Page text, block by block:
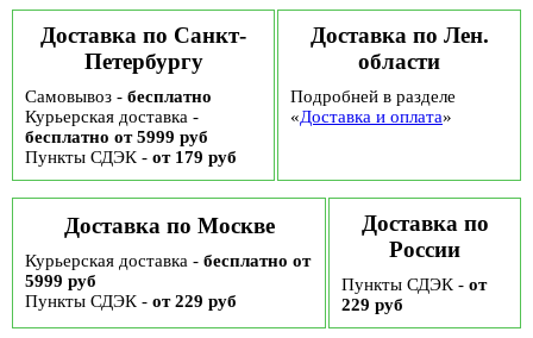
Доставка по Санкт-
Петербургу
Самовывоз - бесплатно
Курьерская доставка -
бесплатно от 5999 руб
Пункты СДЭК - от 179 руб
Доставка по Лен.
области
Подробней в разделе
«Доставка и оплата»
Доставка по Москве
Курьерская доставка - бесплатно от
5999 руб
Пункты СДЭК - от 229 руб
Доставка по
России
Пункты СДЭК - от
229 руб